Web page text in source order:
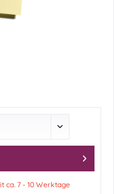
ca. 7 - 10 Werktage